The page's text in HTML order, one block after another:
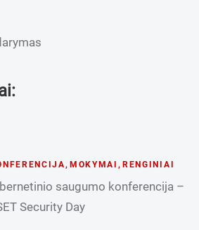
, MOKYMAI , RENGINIAI
saugumo konferencija –
Security Day